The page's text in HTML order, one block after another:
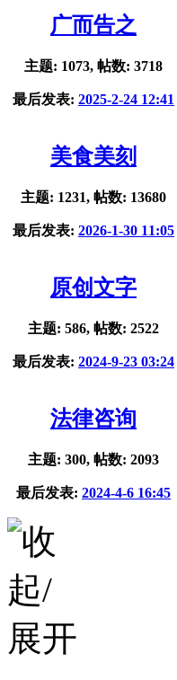
广而告之
主题: 1073, 帖数: 3718
最后发表: 2025-2-24 12:41
美食美刻
主题: 1231, 帖数: 13680
最后发表: 2026-1-30 11:05
原创文字
主题: 586, 帖数: 2522
最后发表: 2024-9-23 03:24
法律咨询
主题: 300, 帖数: 2093
最后发表: 2024-4-6 16:45